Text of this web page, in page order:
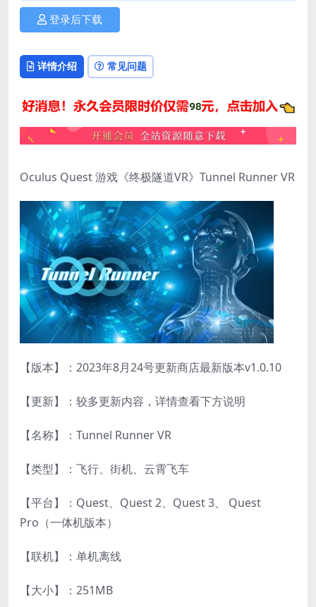
登录后下载
详情介绍 常见问题
Oculus Quest 游戏《终极隧道VR》Tunnel Runner VR
【版本】：2023年8月24号更新商店最新版本v1.0.10
【更新】：较多更新内容，详情查看下方说明
【名称】：Tunnel Runner VR
【类型】：飞行、街机、云霄飞车
【平台】：Quest、Quest 2、Quest 3、 Quest
Pro（一体机版本）
【联机】：单机离线
【大小】：251MB